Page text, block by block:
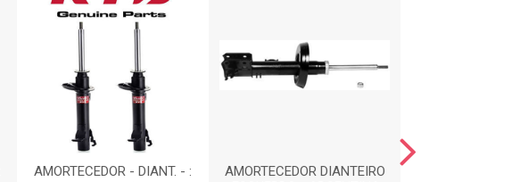
AMORTECEDOR - DIANT. - :
AMORTECEDOR DIANTEIRO